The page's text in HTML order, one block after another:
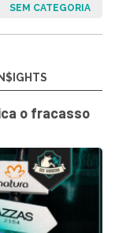
SEM CATEGORIA
o fracasso